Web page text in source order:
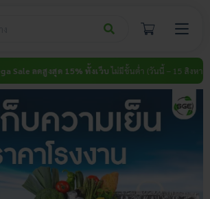
ด 15% ทั้งเว็บไม่มีขั้นต่ำ (วันนี้ – 15 สิงหาคม นี้ เท่านั้น)